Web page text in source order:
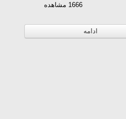
1666 مشاهده
ادامه